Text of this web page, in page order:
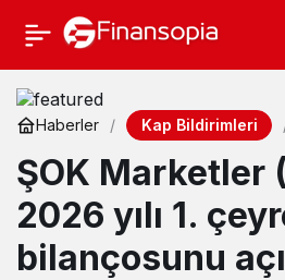
Haberler Kap Bildirimleri
ŞOK Marketler
2026 yılı 1.
bilançosunu